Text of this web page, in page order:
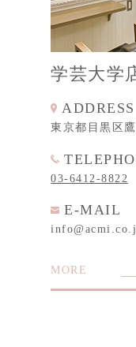
学芸大学
ADDRESS
東京都目黒区
03-6412-8822
E-MAIL
MORE